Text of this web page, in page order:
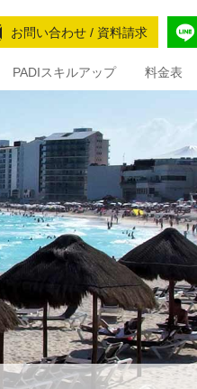
お問い合わせ / 資料請求
PADIスキルアップ 料金表